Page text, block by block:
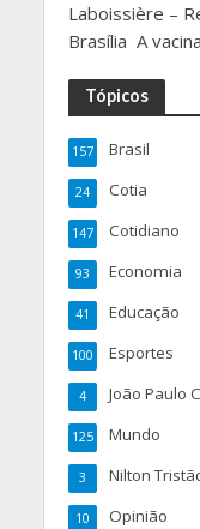
Laboissière –
Brasília A
Tópicos
Brasil
157
Cotia
24
Cotidiano
147
Economia
93
Educação
41
Esportes
100
João Paulo
4
Mundo
125
Nilton
3
Opinião
10